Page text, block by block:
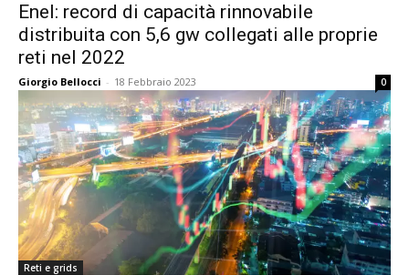
Enel: record di capacità rinnovabile
distribuita con 5,6 gw collegati alle proprie
reti nel 2022
Giorgio Bellocci - 18 Febbraio 2023 0
Reti e grids